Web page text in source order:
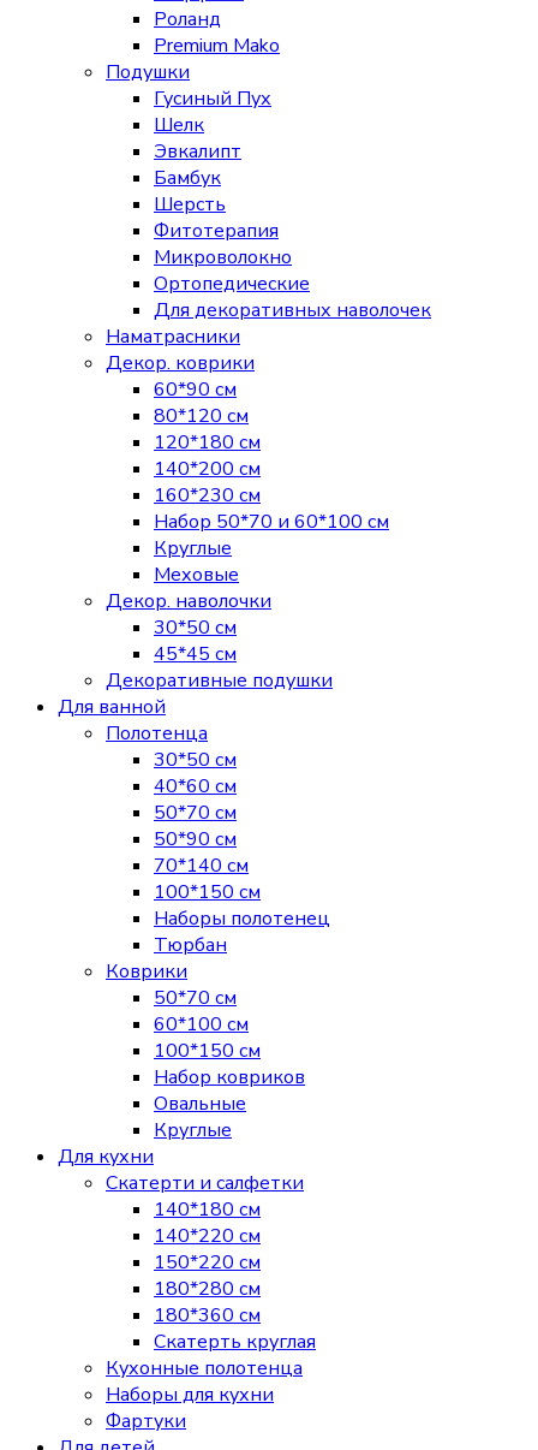
Роланд
Premium Mako
Подушки
Гусиный Пух
Шелк
Эвкалипт
Бамбук
Шерсть
Фитотерапия
Микроволокно
Ортопедические
Для декоративных наволочек
Наматрасники
Декор. коврики
60*90 см
80*120 см
120*180 см
140*200 см
160*230 см
Набор 50*70 и 60*100 см
Круглые
Меховые
Декор. наволочки
30*50 см
45*45 см
Декоративные подушки
Для ванной
Полотенца
30*50 см
40*60 см
50*70 см
50*90 см
70*140 см
100*150 см
Наборы полотенец
Тюрбан
Коврики
50*70 см
60*100 см
100*150 см
Набор ковриков
Овальные
Круглые
Для кухни
Скатерти и салфетки
140*180 см
140*220 см
150*220 см
180*280 см
180*360 см
Скатерть круглая
Кухонные полотенца
Наборы для кухни
Фартуки